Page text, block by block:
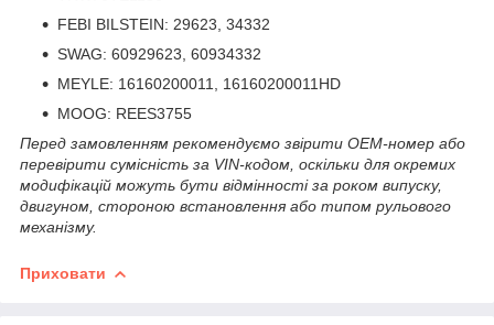
FEBI BILSTEIN: 29623, 34332
SWAG: 60929623, 60934332
MEYLE: 16160200011, 16160200011HD
MOOG: REES3755
Перед замовленням рекомендуємо звірити OEM-номер або
перевірити сумісність за VIN-кодом, оскільки для окремих
модифікацій можуть бути відмінності за роком випуску,
двигуном, стороною встановлення або типом рульового
механізму.
Приховати